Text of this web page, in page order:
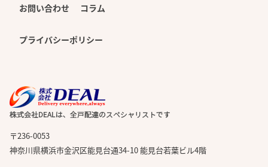
お問い合わせ
コラム
プライバシーポリシー
〒236-0053
神奈川県横浜市金沢区能見台通34-10 能見台若葉ビル4階